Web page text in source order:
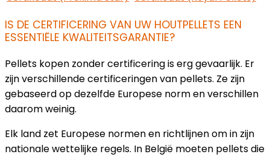
IS DE CERTIFICERING VAN UW HOUTPELLETS EEN
ESSENTIËLE KWALITEITSGARANTIE?
Pellets kopen zonder certificering is erg gevaarlijk. Er
zijn verschillende certificeringen van pellets. Ze zijn
gebaseerd op dezelfde Europese norm en verschillen
daarom weinig.
Elk land zet Europese normen en richtlijnen om in zijn
nationale wettelijke regels. In België moeten pellets die